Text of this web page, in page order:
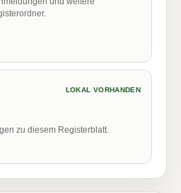
LOKAL VORHANDEN
zu diesem Registerblatt.